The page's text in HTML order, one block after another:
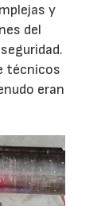
y
del
técnicos
eran